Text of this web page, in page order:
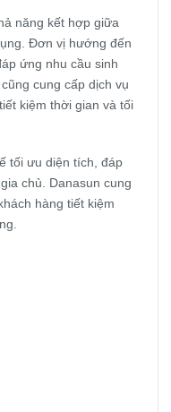
năng kết hợp giữa
Đơn vị hướng đến
ứng nhu cầu sinh
cung cấp dịch vụ
kiệm thời gian và tối
tối ưu diện tích, đáp
chủ. Danasun cung
hàng tiết kiệm